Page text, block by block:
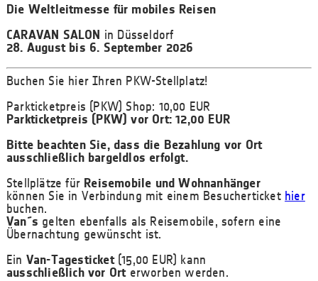
Die Weltleitmesse für mobiles Reisen
CARAVAN SALON in Düsseldorf
28. August bis 6. September 2026
Buchen Sie hier Ihren PKW-Stellplatz!
Parkticketpreis (PKW) Shop: 10,00 EUR
Parkticketpreis (PKW) vor Ort: 12,00 EUR
Bitte beachten Sie, dass die Bezahlung vor Ort
ausschließlich bargeldlos erfolgt.
Stellplätze für Reisemobile und Wohnanhänger
können Sie in Verbindung mit einem Besucherticket hier
buchen.
Van´s gelten ebenfalls als Reisemobile, sofern eine
Übernachtung gewünscht ist.
Ein Van-Tagesticket(15,00 EUR) kann
ausschließlich vor Orterworben werden.